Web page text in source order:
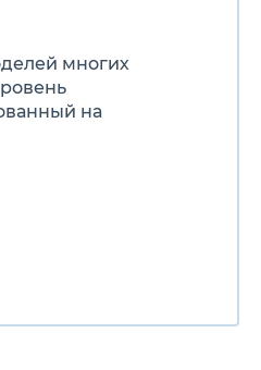
многих
на